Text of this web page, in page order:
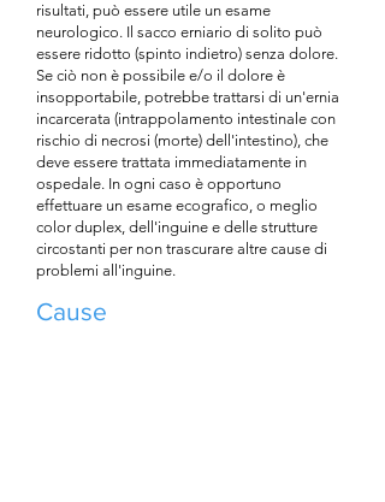
risultati, può essere utile un esame
neurologico. Il sacco erniario di solito può
essere ridotto (spinto indietro) senza dolore.
Se ciò non è possibile e/o il dolore è
insopportabile, potrebbe trattarsi di un'ernia
incarcerata (intrappolamento intestinale con
rischio di necrosi (morte) dell'intestino), che
deve essere trattata immediatamente in
ospedale. In ogni caso è opportuno
effettuare un esame ecografico, o meglio
color duplex, dell'inguine e delle strutture
circostanti per non trascurare altre cause di
problemi all'inguine.
Cause